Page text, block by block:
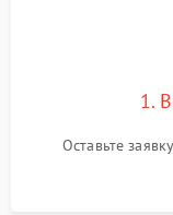
1.
Оставьте